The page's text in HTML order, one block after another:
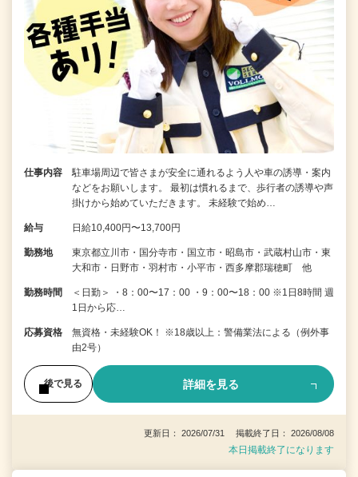
仕事内容
駐車場周辺で皆さまが安全に通れるよう人や車の誘導・案内
などをお願いします。 最初は慣れるまで、歩行者の誘導や声
掛けから始めていただきます。 未経験で始め…
給与 日給10,400円〜13,700円
勤務地
東京都立川市・国分寺市・国立市・昭島市・武蔵村山市・東
大和市・日野市・羽村市・小平市・西多摩郡瑞穂町 他
勤務時間
＜日勤＞ ・8：00〜17：00 ・9：00〜18：00 ※1日8時間 週
1日から応…
応募資格
無資格・未経験OK！ ※18歳以上：警備業法による（例外事
由2号）
後で見る 詳細を見る
更新日： 2026/07/31 掲載終了日： 2026/08/08
本日掲載終了になります